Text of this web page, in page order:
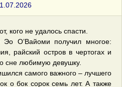
кого не удалось спасти.
О’Вайоми получил многое:
райский остров в чертогах и
сне любимую девушку.
самого важного – лучшего
о бок сорок семь лет. А также